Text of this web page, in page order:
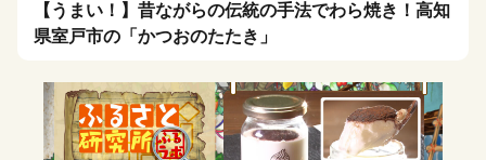
【うまい！】昔ながらの伝統の手法でわら焼き！高知
県室戸市の「かつおのたたき」